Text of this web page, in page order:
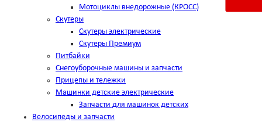
Мотоциклы внедорожные (КРОСС)
Скутеры
Скутеры электрические
Скутеры Премиум
Питбайки
Снегоуборочные машины и запчасти
Прицепы и тележки
Машинки детские электрические
Запчасти для машинок детских
Велосипеды и запчасти